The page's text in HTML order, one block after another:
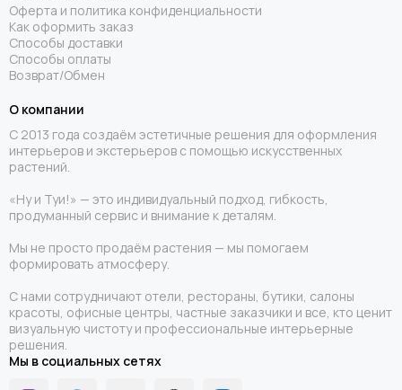
Оферта и политика конфиденциальности
Как оформить заказ
Способы доставки
Способы оплаты
Возврат/Обмен
О компании
С 2013 года создаём эстетичные решения для оформления
интерьеров и экстерьеров с помощью искусственных
растений.
«Ну и Туи!» — это индивидуальный подход, гибкость,
продуманный сервис и внимание к деталям.
Мы не просто продаём растения — мы помогаем
формировать атмосферу.
С нами сотрудничают отели, рестораны, бутики, салоны
красоты, офисные центры, частные заказчики и все, кто ценит
визуальную чистоту и профессиональные интерьерные
решения.
Мы в социальных сетях